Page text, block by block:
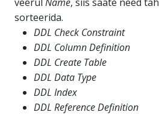
sorteerida.
DDL Check Constraint
DDL Column Definition
DDL Create Table
DDL Data Type
DDL Index
DDL Reference Definition